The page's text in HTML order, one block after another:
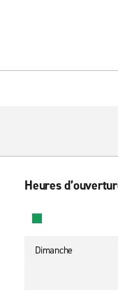
Heures
Dimanche